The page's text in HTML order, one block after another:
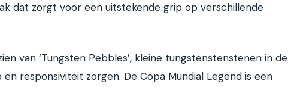
dat zorgt voor een uitstekende grip op verschillende
van ‘Tungsten Pebbles’, kleine tungstenstenstenen in de
responsiviteit zorgen. De Copa Mundial Legend is een